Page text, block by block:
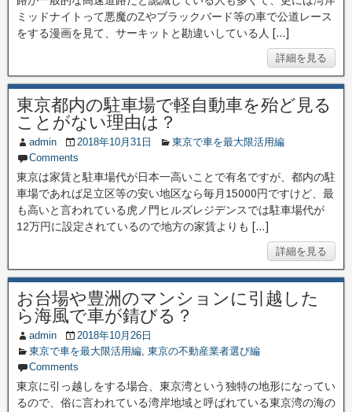
ミッドナイトって悪魔のZやブラックバード等の車で公道レース
をする漫画を見て、サーキットと勘違いしている人 […]
詳細を見る
東京都内の駐車場で軽自動車を殆ど見る
ことがない理由は？
admin 2018年10月31日
東京で車を最大限活用編
Comments
東京は家賃と駐車場代が日本一高いことで有名ですが、都内の駐
車場であれば足立区等の安い地区なら毎月15000円ですけど、最
も高いと言われている虎ノ門ヒルズレジデンスでは駐車場代が
12万円に設定されているので地方の家賃よりも […]
詳細を見る
お台場や豊洲のマンションに引越した
ら海風で車が錆びる？
admin
2018年10月26日
東京で車を最大限活用編, 東京の不動産業者選び編
Comments
東京に引っ越しをする場合、東京湾という独特の地形になってい
るので、俗に言われている湾岸地域と呼ばれている東京湾の海の